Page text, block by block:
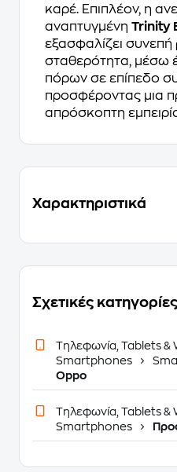
καρέ. Επιπλέον, η
αναπτυγμένη Trinity
εξασφαλίζει συνεπή
σταθερότητα, μέσω
πόρων σε επίπεδο
προσφέροντας μια
απρόσκοπτη
Χαρακτηριστικά
Σχετικές κατηγορίες
Τηλεφωνία, Tablets &
Smartphones
Oppo
Τηλεφωνία, Tablets &
Smartphones